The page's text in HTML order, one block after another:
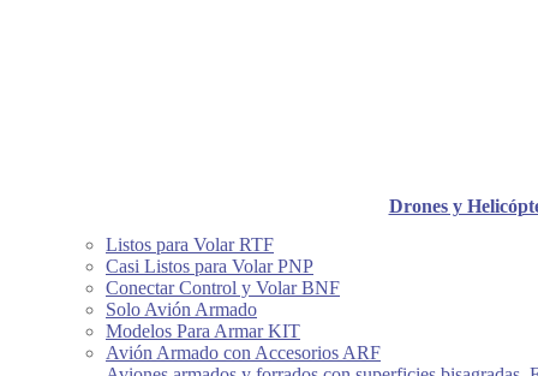
Drones y
Listos para Volar RTF
Casi Listos para Volar PNP
Conectar Control y Volar BNF
Solo Avión Armado
Modelos Para Armar KIT
Avión Armado con Accesorios ARF